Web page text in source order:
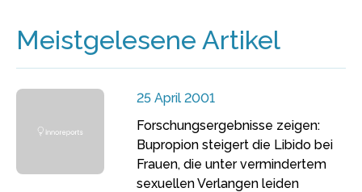
Meistgelesene Artikel
25 April 2001
Forschungsergebnisse zeigen:
Bupropion steigert die Libido bei
Frauen, die unter vermindertem
sexuellen Verlangen leiden